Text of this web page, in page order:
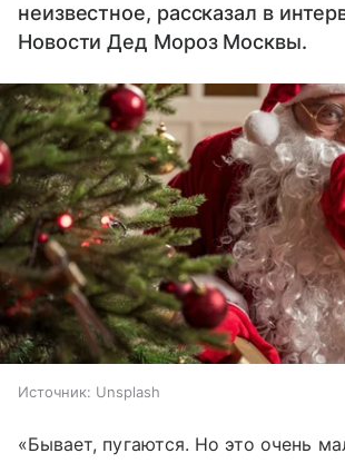
неизвестное, рассказал в
Новости Дед Мороз Москвы.
Источник: Unsplash
«Бывает, пугаются. Но это очень